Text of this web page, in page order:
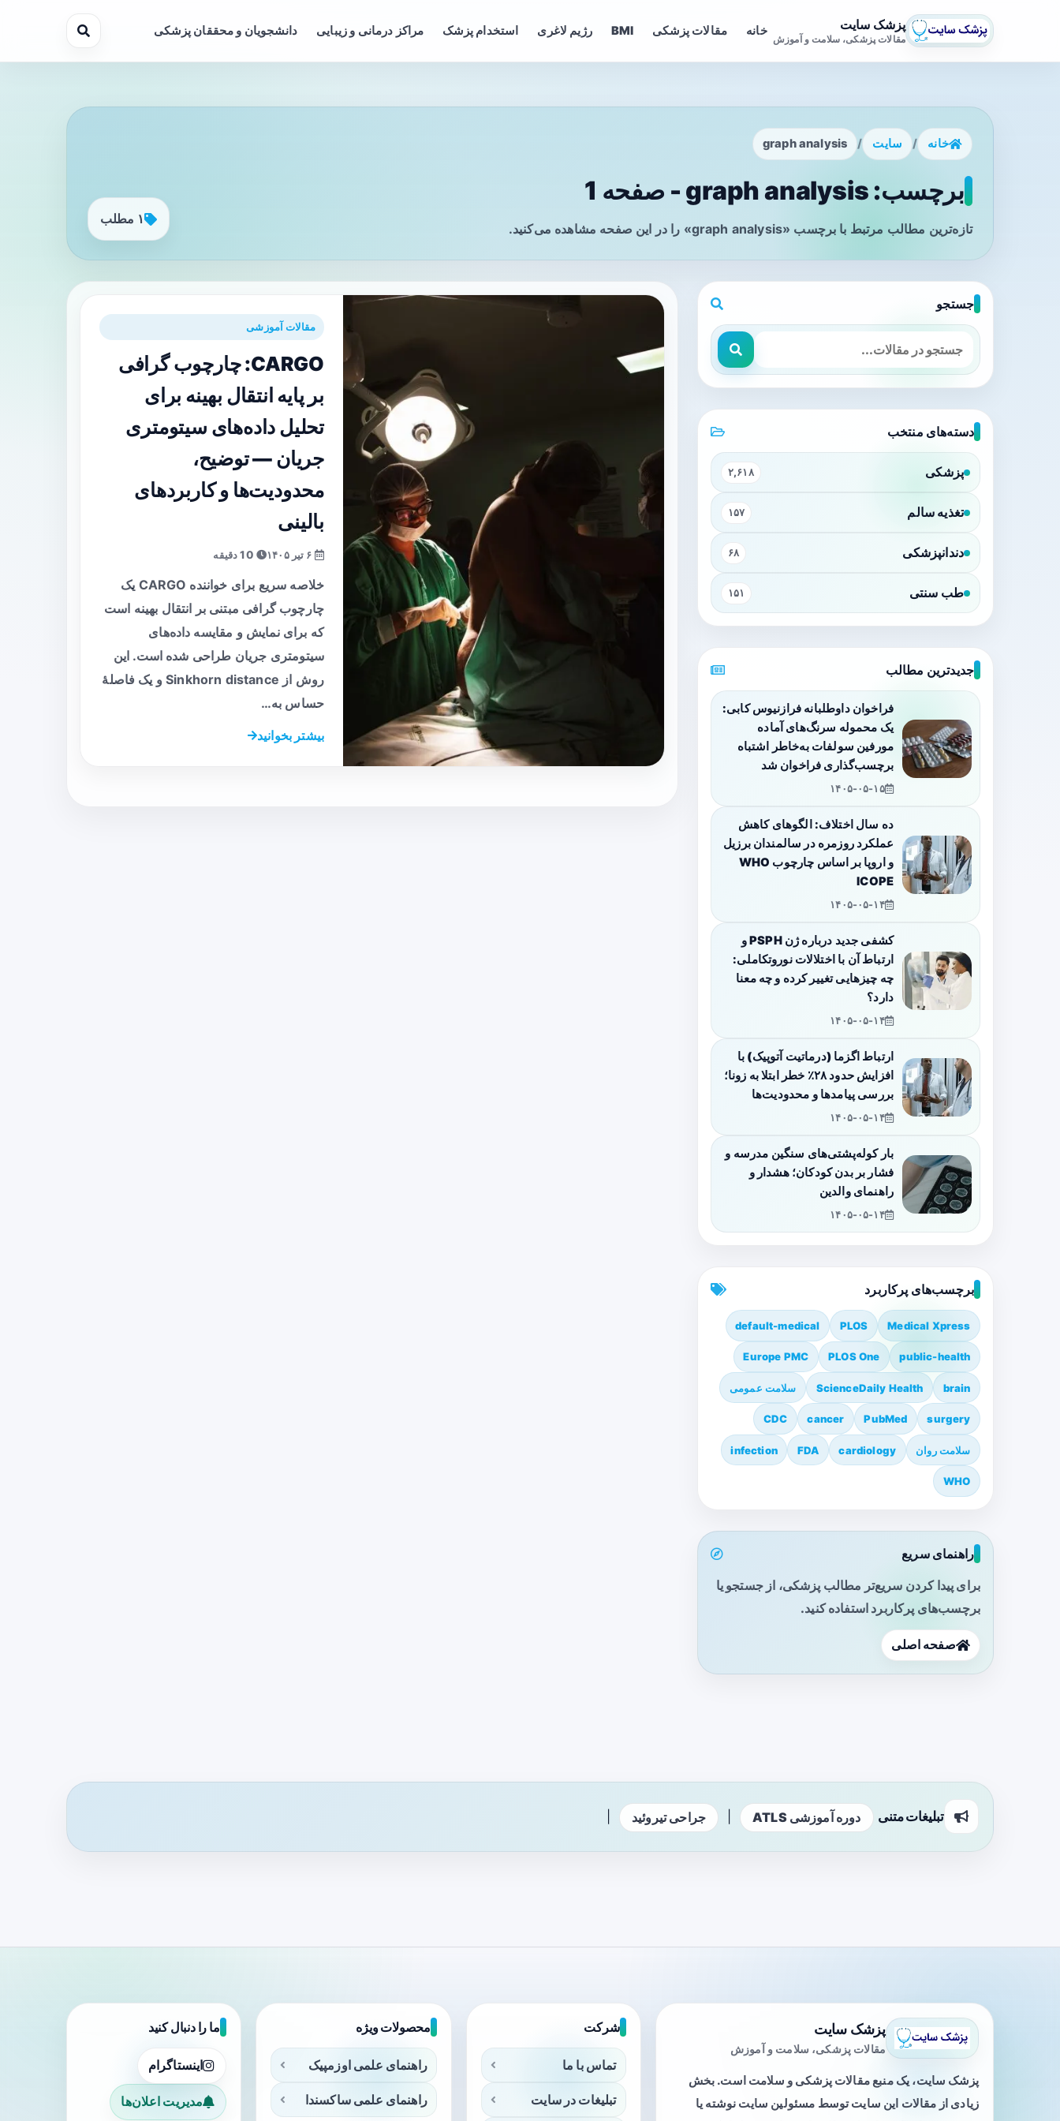
پزشک سایت
مقالات پزشکی، سلامت و آموزش
خانه مقالات پزشکی BMI رژیم لاغری استخدام پزشک مراکز درمانی و زیبایی دانشجویان و محققان پزشکی
خانه / سایت /
graph analysis
برچسب: graph analysis - صفحه 1
تازه‌ترین مطالب مرتبط با برچسب «graph analysis» را در این صفحه مشاهده می‌کنید.
۱ مطلب
مقالات آموزشی
CARGO: چارچوب گرافی
بر پایه انتقال بهینه برای
تحلیل داده‌های سیتومتری
جریان — توضیح،
محدودیت‌ها و کاربردهای
بالینی
خلاصه سریع برای خواننده CARGO یک
چارچوب گرافی مبتنی بر انتقال بهینه است
که برای نمایش و مقایسه داده‌های
سیتومتری جریان طراحی شده است. این
روش از Sinkhorn distance و یک فاصلهٔ
حساس به…
بیشتر بخوانید
جستجو
دسته‌های منتخب
پزشکی ۲,۶۱۸
تغذیه سالم ۱۵۷
دندانپزشکی ۶۸
طب سنتی ۱۵۱
جدیدترین مطالب
فراخوان داوطلبانه فرازنیوس کابی:
یک محموله سرنگ‌های آماده
مورفین سولفات به‌خاطر اشتباه
برچسب‌گذاری فراخوان شد
۱۴۰۵-۰۵-۱۵
ده سال اختلاف: الگوهای کاهش
عملکرد روزمره در سالمندان برزیل
و اروپا بر اساس چارچوب WHO
ICOPE
۱۴۰۵-۰۵-۱۴
کشفی جدید درباره ژن PSPH و
ارتباط آن با اختلالات نوروتکاملی:
چه چیزهایی تغییر کرده و چه معنا
دارد؟
۱۴۰۵-۰۵-۱۴
ارتباط اگزما (درماتیت آتوپیک) با
افزایش حدود ۲۸٪ خطر ابتلا به زونا؛
بررسی پیامدها و محدودیت‌ها
۱۴۰۵-۰۵-۱۴
بار کوله‌پشتی‌های سنگین مدرسه و
فشار بر بدن کودکان؛ هشدار و
راهنمای والدین
۱۴۰۵-۰۵-۱۴
برچسب‌های پرکاربرد
Medical Xpress
PLOS
default-medical
public-health
PLOS One
Europe PMC
brain
ScienceDaily Health سلامت عمومی
surgery
PubMed
cancer
CDC
سلامت روان cardiology
FDA
infection
WHO
راهنمای سریع
برای پیدا کردن سریع‌تر مطالب پزشکی، از جستجو یا
برچسب‌های پرکاربرد استفاده کنید.
صفحه اصلی
تبلیغات متنی دوره آموزشی ATLS جراحی تیروئید
پزشک سایت
مقالات پزشکی، سلامت و آموزش
پزشک سایت، یک منبع مقالات پزشکی و سلامت است. بخش
زیادی از مقالات این سایت توسط مسئولین سایت نوشته یا
شرکت
تماس با ما
تبلیغات در سایت
محصولات ویژه
راهنمای علمی اوزمپیک
راهنمای علمی ساکسندا
ما را دنبال کنید
اینستاگرام
مدیریت اعلان‌ها